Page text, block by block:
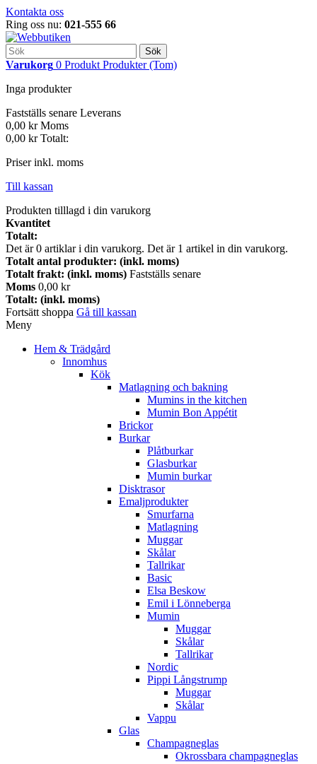
Kontakta oss
Ring oss nu: 021-555 66
Sök
Varukorg 0 Produkt Produkter (Tom)
Inga produkter
Fastställs senare Leverans
0,00 kr Moms
0,00 kr Totalt:
Priser inkl. moms
Till kassan
Produkten tilllagd i din varukorg
Kvantitet
Totalt:
Det är0 artiklar i din varukorg. Det är 1 artikel in din varukorg.
Totalt antal produkter: (inkl. moms)
Totalt frakt: (inkl. moms) Fastställs senare
Moms 0,00 kr
Totalt: (inkl. moms)
Fortsätt shoppa Gå till kassan
Meny
Hem & Trädgård
Innomhus
Kök
Matlagning och bakning
Mumins in the kitchen
Mumin Bon Appétit
Brickor
Burkar
Plåtburkar
Glasburkar
Mumin burkar
Disktrasor
Emaljprodukter
Smurfarna
Matlagning
Muggar
Skålar
Tallrikar
Basic
Elsa Beskow
Emil i Lönneberga
Mumin
Muggar
Skålar
Tallrikar
Nordic
Pippi Långstrump
Muggar
Skålar
Vappu
Glas
Champagneglas
Okrossbara champagneglas